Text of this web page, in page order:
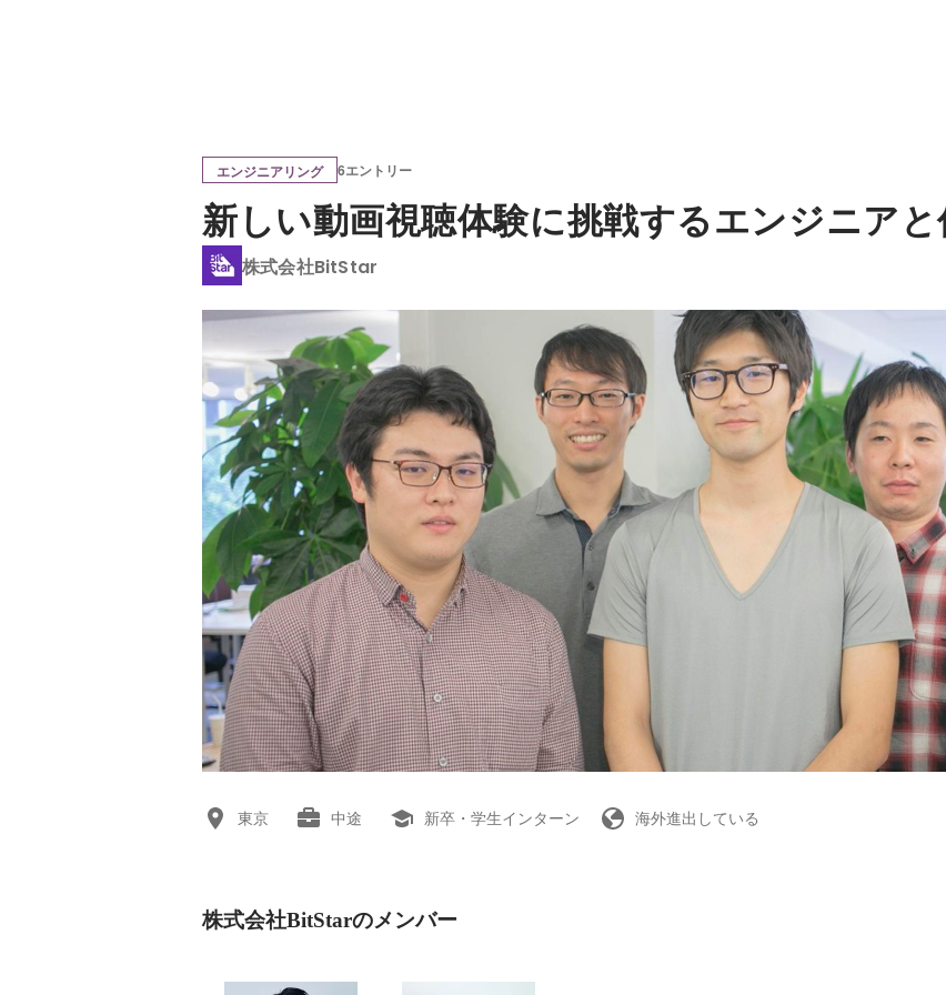
エンジニアリング 6エントリー
新しい動画視聴体験に挑戦するエンジニアと
株式会社BitStar
東京 中途 新卒・学生インターン 海外進出している
株式会社BitStarのメンバー